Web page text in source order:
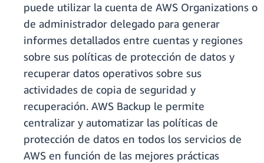
puede utilizar la cuenta de AWS Organizations o
de administrador delegado para generar
informes detallados entre cuentas y regiones
sobre sus políticas de protección de datos y
recuperar datos operativos sobre sus
actividades de copia de seguridad y
recuperación. AWS Backup le permite
centralizar y automatizar las políticas de
protección de datos en todos los servicios de
AWS en función de las mejores prácticas